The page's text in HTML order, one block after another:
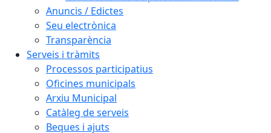
Anuncis / Edictes
Seu electrònica
Transparència
Serveis i tràmits
Processos participatius
Oficines municipals
Arxiu Municipal
Catàleg de serveis
Beques i ajuts